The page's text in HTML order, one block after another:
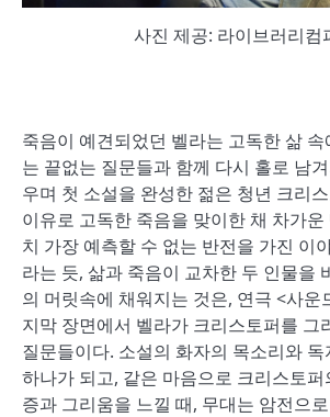
사진 제공: 라이브러리컴
죽음이 예견되었던 벨라는 고독한 삶
는 끝없는 질문들과 함께 다시 홀로 남
우며 첫 소설을 완성한 젊은 청년 크리
이유로 고독한 죽음을 맞이한 채 차가
치 가장 예측할 수 없는 반전을 가진 이
라는 듯, 삶과 죽음이 교차한 두 인물을
의 머릿속에 채워지는 것은, 연극 <사운
지막 장면에서 벨라가 크리스토퍼를 그
질문들이다. 소설의 화자의 목소리와
하나가 되고, 같은 마음으로 크리스토
증과 그리움을 느낄 때, 무대는 암전으